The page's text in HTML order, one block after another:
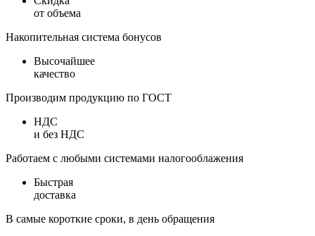
от объема
Накопительная система бонусов
Высочайшее
качество
Производим продукцию по ГОСТ
НДС
и без НДС
Работаем с любыми системами налогооблажения
Быстрая
доставка
В самые короткие сроки, в день обращения